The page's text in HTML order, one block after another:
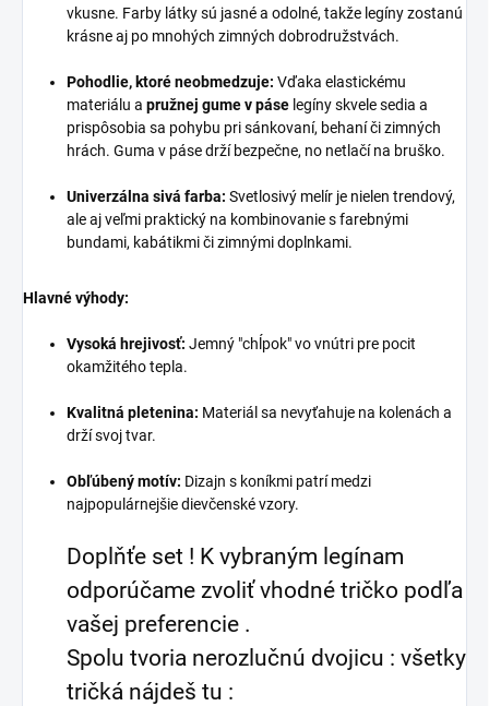
vkusne. Farby látky sú jasné a odolné, takže legíny zostanú
krásne aj po mnohých zimných dobrodružstvách.
Pohodlie, ktoré neobmedzuje: Vďaka elastickému
materiálu a pružnej gume v páse legíny skvele sedia a
prispôsobia sa pohybu pri sánkovaní, behaní či zimných
hrách. Guma v páse drží bezpečne, no netlačí na bruško.
Univerzálna sivá farba: Svetlosivý melír je nielen trendový,
ale aj veľmi praktický na kombinovanie s farebnými
bundami, kabátikmi či zimnými doplnkami.
Hlavné výhody:
Vysoká hrejivosť: Jemný "chĺpok" vo vnútri pre pocit
okamžitého tepla.
Kvalitná pletenina: Materiál sa nevyťahuje na kolenách a
drží svoj tvar.
Obľúbený motív: Dizajn s koníkmi patrí medzi
najpopulárnejšie dievčenské vzory.
Doplňťe set ! K vybraným legínam
odporúčame zvoliť vhodné tričko podľa
vašej preferencie .
Spolu tvoria nerozlučnú dvojicu : všetky
tričká nájdeš tu :